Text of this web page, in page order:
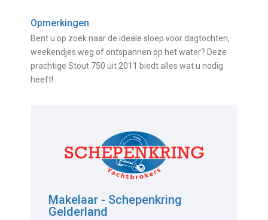
Opmerkingen
Bent u op zoek naar de ideale sloep voor dagtochten,
weekendjes weg of ontspannen op het water? Deze
prachtige Stout 750 uit 2011 biedt alles wat u nodig
heeft!
Makelaar - Schepenkring
Gelderland